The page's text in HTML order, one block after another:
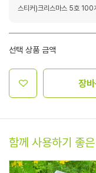
스티커)크리스마스 5호 100
선택 상품 금액
장바
함께 사용하기 좋은